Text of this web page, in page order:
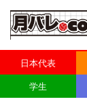
日本代表
学生